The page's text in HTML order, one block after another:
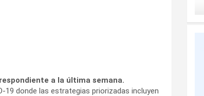
a la última semana.
19 donde las estrategias priorizadas incluyen